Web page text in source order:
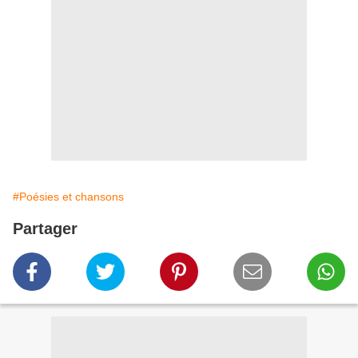
#Poésies et chansons
Partager